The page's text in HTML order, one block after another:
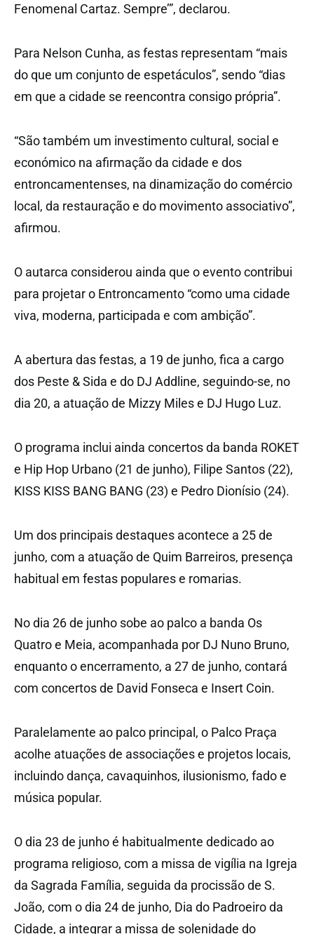
Fenomenal Cartaz. Sempre’”, declarou.
Para Nelson Cunha, as festas representam “mais
do que um conjunto de espetáculos”, sendo “dias
em que a cidade se reencontra consigo própria”.
“São também um investimento cultural, social e
económico na afirmação da cidade e dos
entroncamentenses, na dinamização do comércio
local, da restauração e do movimento associativo”,
afirmou.
O autarca considerou ainda que o evento contribui
para projetar o Entroncamento “como uma cidade
viva, moderna, participada e com ambição”.
A abertura das festas, a 19 de junho, fica a cargo
dos Peste & Sida e do DJ Addline, seguindo-se, no
dia 20, a atuação de Mizzy Miles e DJ Hugo Luz.
O programa inclui ainda concertos da banda ROKET
e Hip Hop Urbano (21 de junho), Filipe Santos (22),
KISS KISS BANG BANG (23) e Pedro Dionísio (24).
Um dos principais destaques acontece a 25 de
junho, com a atuação de Quim Barreiros, presença
habitual em festas populares e romarias.
No dia 26 de junho sobe ao palco a banda Os
Quatro e Meia, acompanhada por DJ Nuno Bruno,
enquanto o encerramento, a 27 de junho, contará
com concertos de David Fonseca e Insert Coin.
Paralelamente ao palco principal, o Palco Praça
acolhe atuações de associações e projetos locais,
incluindo dança, cavaquinhos, ilusionismo, fado e
música popular.
O dia 23 de junho é habitualmente dedicado ao
programa religioso, com a missa de vigília na Igreja
da Sagrada Família, seguida da procissão de S.
João, com o dia 24 de junho, Dia do Padroeiro da
Cidade, a integrar a missa de solenidade do